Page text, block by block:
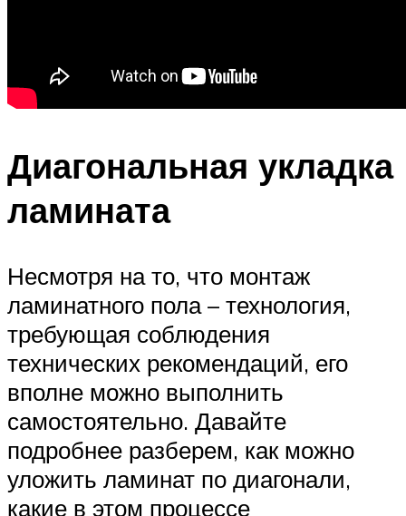
Диагональная укладка
ламината
Несмотря на то, что монтаж
ламинатного пола – технология,
требующая соблюдения
технических рекомендаций, его
вполне можно выполнить
самостоятельно. Давайте
подробнее разберем, как можно
уложить ламинат по диагонали,
какие в этом процессе